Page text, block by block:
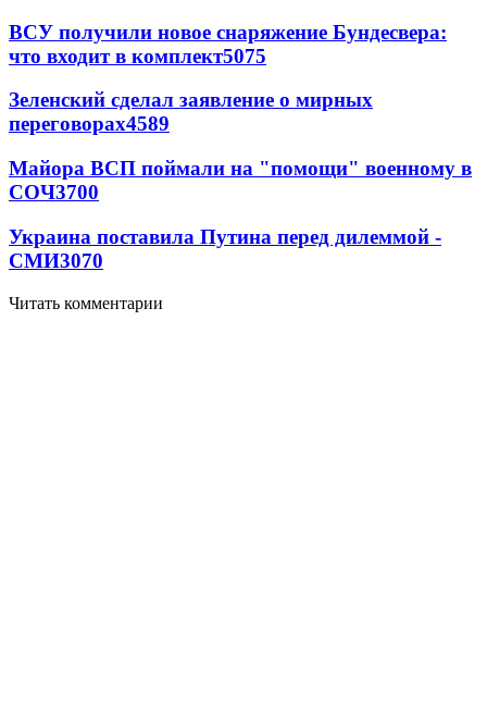
ВСУ получили новое снаряжение Бундесвера:
что входит в комплект5075
Зеленский сделал заявление о мирных
переговорах4589
Майора ВСП поймали на "помощи" военному в
СОЧ3700
Украина поставила Путина перед дилеммой -
СМИ3070
Читать комментарии